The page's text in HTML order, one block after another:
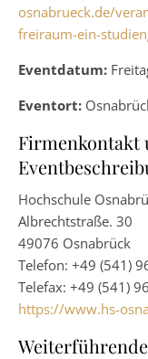
osnabrueck.de/
freiraum-ein-
Eventdatum:
Eventort:
Firmenkontakt
Hochschule
Albrechtstraße. 30
49076 Osnabrück
Telefon: +49 (541)
Telefax: +49 (541)
https://www.hs-